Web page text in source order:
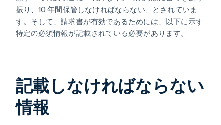
振り、10 年間保管しなければならない、とされていま
す。そして、請求書が有効であるためには、以下に示す
特定の必須情報が記載されている必要があります。
記載しなければならない
情報